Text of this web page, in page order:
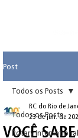
Post
Todos os Posts
Rotary International
Todos os Posts
VOCÊ
RC do Rio de
23 de jun. de